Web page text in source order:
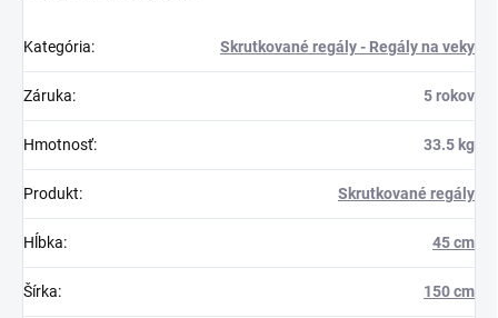
Kategória: Skrutkované regály - Regály na veky
Záruka: 5 rokov
Hmotnosť: 33.5 kg
Produkt: Skrutkované regály
Hĺbka: 45 cm
Šírka: 150 cm